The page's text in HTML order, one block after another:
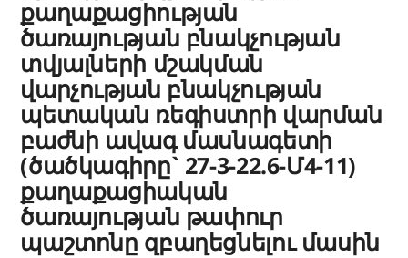
քաղաքացիության
ծառայության բնակչության
տվյալների մշակման
վարչության բնակչության
պետական ռեգիստրի վարման
բաժնի ավագ մասնագետի
(ծածկագիրը` 27-3-22.6-Մ4-11)
քաղաքացիական
ծառայության թափուր
պաշտոնը զբաղեցնելու մասին